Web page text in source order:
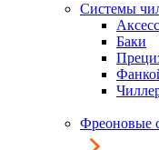
Системы
Баки
Фреоновые